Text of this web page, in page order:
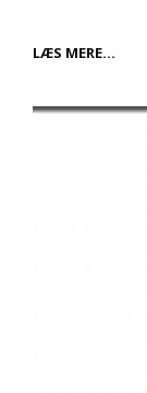
LÆS MERE…
MED